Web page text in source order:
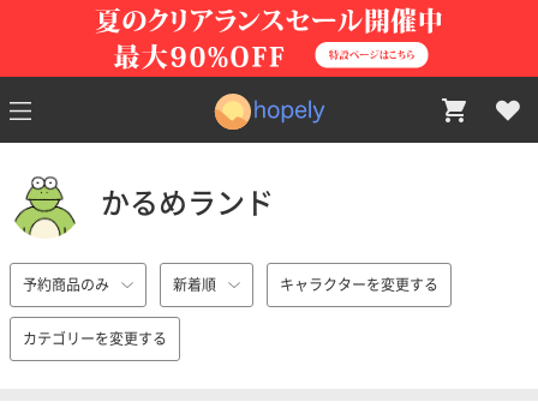
かるめランド
予約商品のみ 新着順 キャラクターを変更する
カテゴリーを変更する